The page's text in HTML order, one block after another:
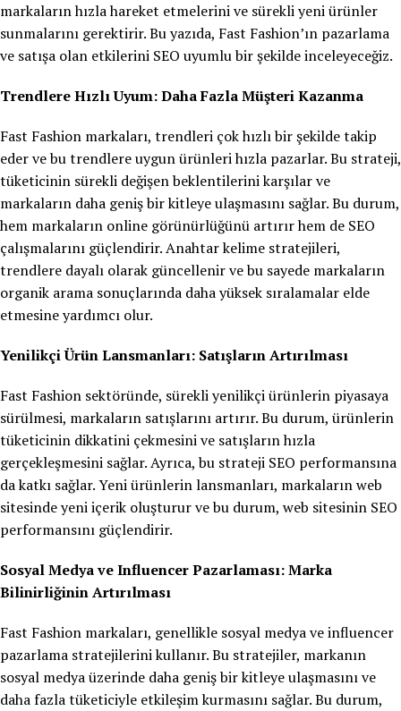
markaların hızla hareket etmelerini ve sürekli yeni ürünler
sunmalarını gerektirir. Bu yazıda, Fast Fashion’ın pazarlama
ve satışa olan etkilerini SEO uyumlu bir şekilde inceleyeceğiz.
Trendlere Hızlı Uyum: Daha Fazla Müşteri Kazanma
Fast Fashion markaları, trendleri çok hızlı bir şekilde takip
eder ve bu trendlere uygun ürünleri hızla pazarlar. Bu strateji,
tüketicinin sürekli değişen beklentilerini karşılar ve
markaların daha geniş bir kitleye ulaşmasını sağlar. Bu durum,
hem markaların online görünürlüğünü artırır hem de SEO
çalışmalarını güçlendirir. Anahtar kelime stratejileri,
trendlere dayalı olarak güncellenir ve bu sayede markaların
organik arama sonuçlarında daha yüksek sıralamalar elde
etmesine yardımcı olur.
Yenilikçi Ürün Lansmanları: Satışların Artırılması
Fast Fashion sektöründe, sürekli yenilikçi ürünlerin piyasaya
sürülmesi, markaların satışlarını artırır. Bu durum, ürünlerin
tüketicinin dikkatini çekmesini ve satışların hızla
gerçekleşmesini sağlar. Ayrıca, bu strateji SEO performansına
da katkı sağlar. Yeni ürünlerin lansmanları, markaların web
sitesinde yeni içerik oluşturur ve bu durum, web sitesinin SEO
performansını güçlendirir.
Sosyal Medya ve Influencer Pazarlaması: Marka
Bilinirliğinin Artırılması
Fast Fashion markaları, genellikle sosyal medya ve influencer
pazarlama stratejilerini kullanır. Bu stratejiler, markanın
sosyal medya üzerinde daha geniş bir kitleye ulaşmasını ve
daha fazla tüketiciyle etkileşim kurmasını sağlar. Bu durum,